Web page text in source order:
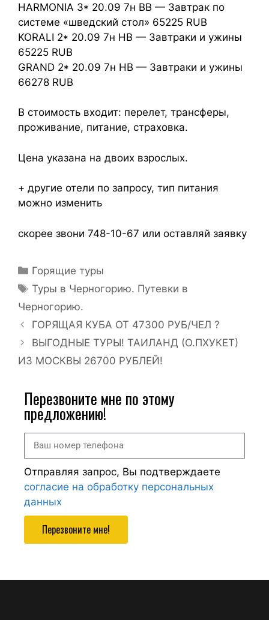
HARMONIA 3* 20.09 7н BB — Завтрак по
системе «шведский стол» 65225 RUB
KORALI 2* 20.09 7н HB — Завтраки и ужины
65225 RUB
GRAND 2* 20.09 7н HB — Завтраки и ужины
66278 RUB
В стоимость входит: перелет, трансферы,
проживание, питание, страховка.
Цена указана на двоих взрослых.
+ другие отели по запросу, тип питания
можно изменить
скорее звони 748-10-67 или оставляй заявку
Горящие туры
Туры в Черногорию. Путевки в
Черногорию.
ГОРЯЩАЯ КУБА ОТ 47300 РУБ/ЧЕЛ ?
ВЫГОДНЫЕ ТУРЫ! ТАИЛАНД (О.ПХУКЕТ)
ИЗ МОСКВЫ 26700 РУБЛЕЙ!
Перезвоните мне по этому
предложению!
Отправляя запрос, Вы подтверждаете
согласие на обработку персональных
данных
Перезвоните мне!